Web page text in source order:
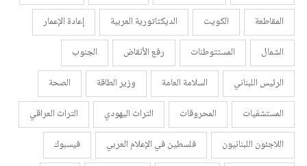
المقاطعة
الكويت الديكتاتورية العربية
إعادة الإعمار
الشمال
المستتوطنات رفع الأنقاض
الجنوب
الرئيس اللبناني
السلامة العامة وزير الطاقة
الصحة
المستشفيات
المحروقات التراث اليهودي
التراث العراقي
اللاجئون اللبنانيون
فلسطين في الإعلام العربي
فيسبوك